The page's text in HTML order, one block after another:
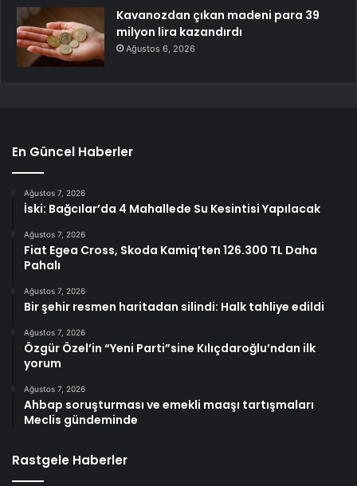
Kavanozdan çıkan madeni para 39
milyon lira kazandırdı
Ağustos 6, 2026
En Güncel Haberler
Ağustos 7, 2026
İski: Bağcılar’da 4 Mahallede Su Kesintisi Yapılacak
Ağustos 7, 2026
Fiat Egea Cross, Skoda Kamiq’ten 126.300 TL Daha
Pahalı
Ağustos 7, 2026
Bir şehir resmen haritadan silindi: Halk tahliye edildi
Ağustos 7, 2026
Özgür Özel’in “Yeni Parti”sine Kılıçdaroğlu’ndan ilk
yorum
Ağustos 7, 2026
Ahbap soruşturması ve emekli maaşı tartışmaları
Meclis gündeminde
Rastgele Haberler